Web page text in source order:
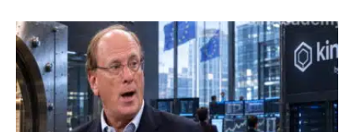
BlackRock tokenise 311 milliards de dollars de fonds